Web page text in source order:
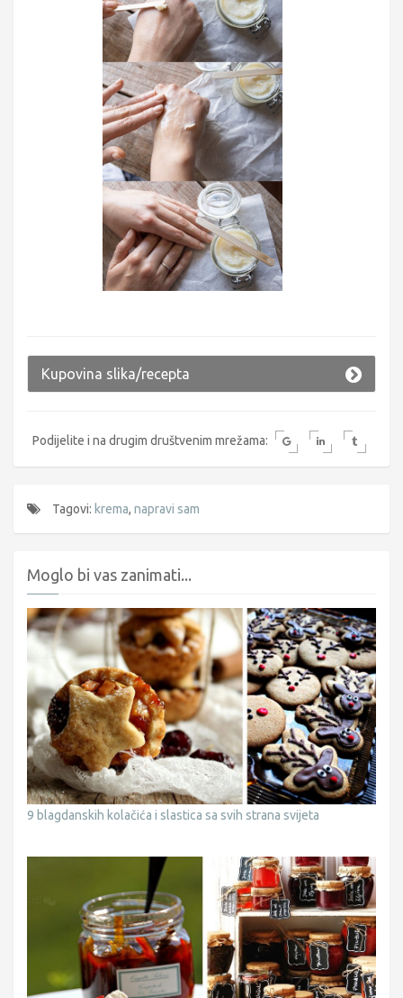
Kupovina slika/recepta
Podijelite i na drugim društvenim mrežama:
Tagovi: krema, napravi sam
Moglo bi vas zanimati...
9 blagdanskih kolačića i slastica sa svih strana svijeta